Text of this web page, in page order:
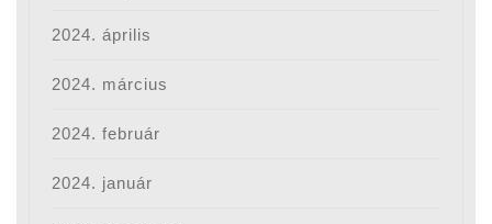
2024. április
2024. március
2024. február
2024. január